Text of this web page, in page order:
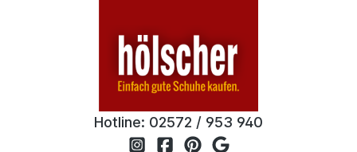
Hotline: 02572 / 953 940